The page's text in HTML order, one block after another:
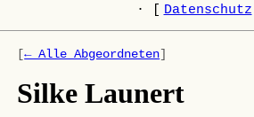
·
Datenschutz
[← Alle Abgeordneten]
Silke Launert